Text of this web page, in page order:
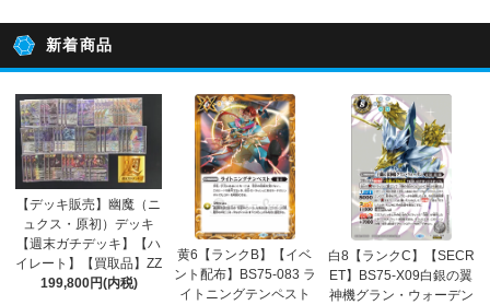
新着商品
【デッキ販売】幽魔（ニ
ュクス・原初）デッキ
【週末ガチデッキ】【ハ
イレート】【買取品】ZZ
199,800円(内税)
黄6【ランクB】【イベ
ント配布】BS75-083 ラ
イトニングテンペスト
白8【ランクC】【SECR
ET】BS75-X09白銀の翼
神機グラン・ウォーデン